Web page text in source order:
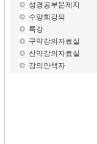
성경공부문제지
수양회강의
특강
구약강의자료실
신약강의자료실
강의안책자